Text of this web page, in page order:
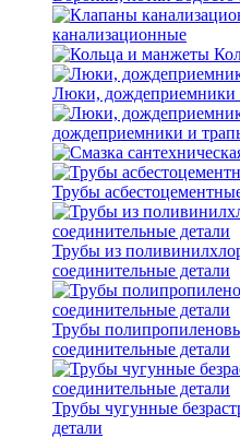
канализационные
Люки, дождеприемники
дождеприемники и
Трубы
Трубы из
соединительные детали
Трубы
соединительные детали
Трубы чугунные
детали